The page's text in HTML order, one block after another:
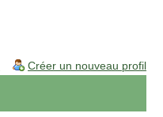
Créer un nouveau profil